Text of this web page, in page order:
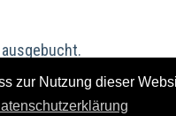
zur Nutzung dieser